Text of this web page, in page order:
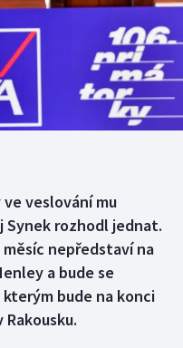
veslování mu
Synek rozhodl jednat.
nepředstaví na
a bude se
bude na konci